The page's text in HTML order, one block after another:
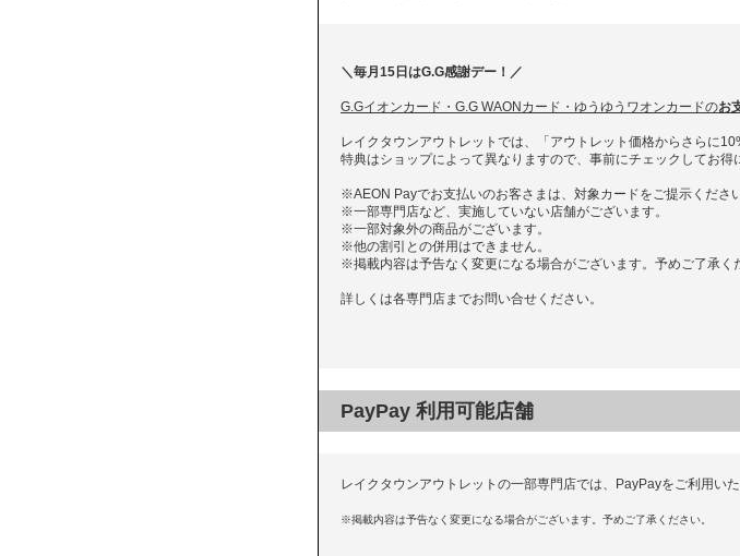
＼毎月15日はG.G感謝デー！／
G.Gイオンカード・G.G WAONカード・ゆうゆうワオンカードのお
レイクタウンアウトレットでは、「アウトレット価格からさらに
特典はショップによって異なりますので、事前にチェックしてお得
※AEON Payでお支払いのお客さまは、対象カードをご提示ください
※一部専門店など、実施していない店舗がございます。
※一部対象外の商品がございます。
※他の割引との併用はできません。
※掲載内容は予告なく変更になる場合がございます。予めご了承く
詳しくは各専門店までお問い合せください。
PayPay 利用可能店舗
レイクタウンアウトレットの一部専門店では、PayPayをご利用いた
※掲載内容は予告なく変更になる場合がございます。予めご了承ください。